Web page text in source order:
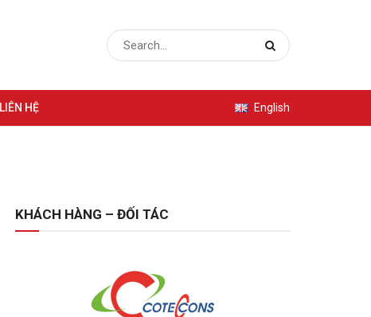
LIÊN HỆ English
KHÁCH HÀNG – ĐỐI TÁC